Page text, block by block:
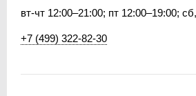
вт-чт 12:00–21:00; пт 12:00–19:00;
+7 (499) 322-82-30